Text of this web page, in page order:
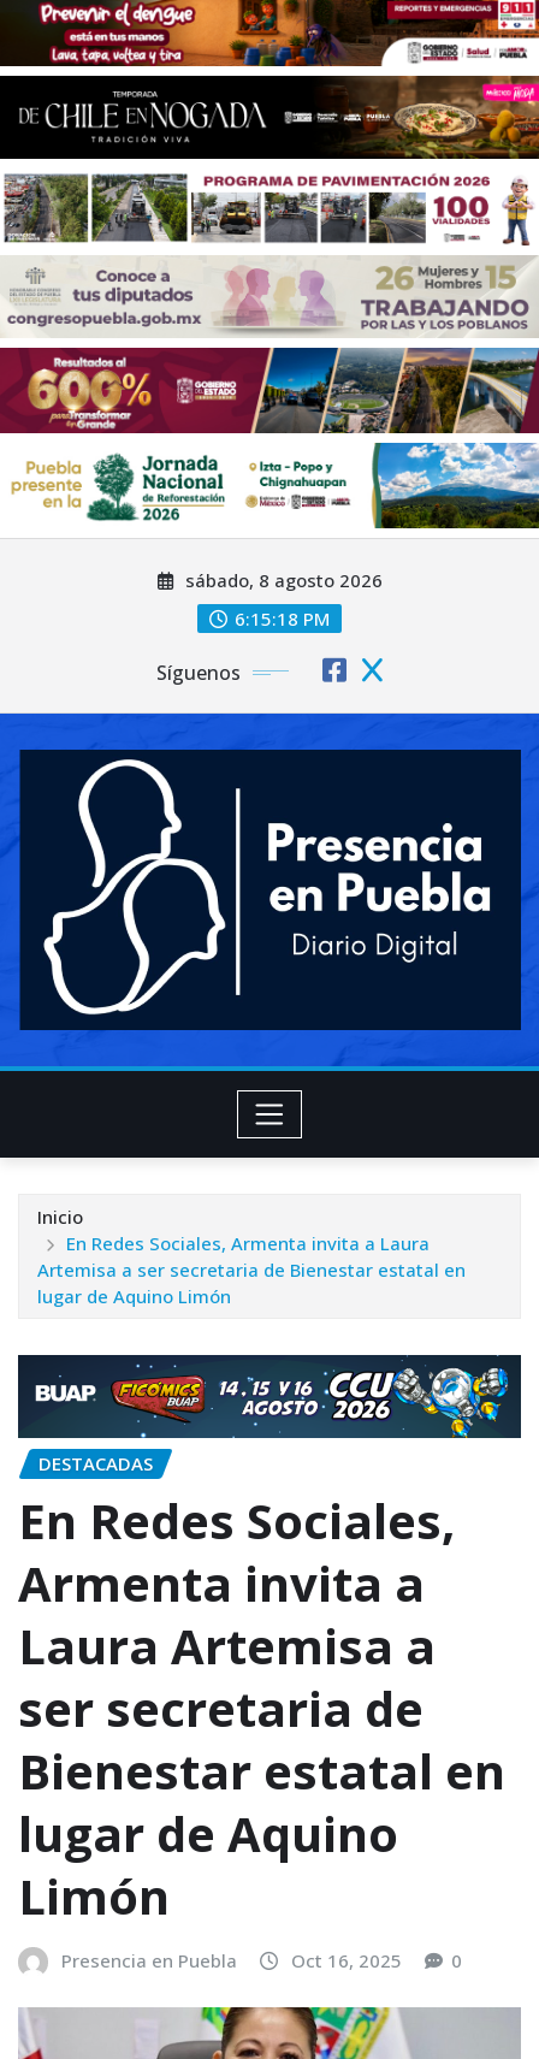
sábado, 8 agosto 2026
6:15:20 PM
Síguenos
Inicio
En Redes Sociales, Armenta invita a Laura
Artemisa a ser secretaria de Bienestar estatal en
lugar de Aquino Limón
DESTACADAS
En Redes Sociales,
Armenta invita a
Laura Artemisa a
ser secretaria de
Bienestar estatal en
lugar de Aquino
Limón
Presencia en Puebla Oct 16, 2025 0